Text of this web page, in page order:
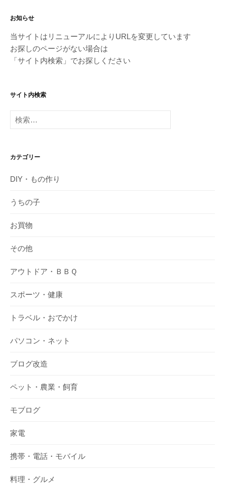
お知らせ
当サイトはリニューアルによりURLを変更しています
お探しのページがない場合は
「サイト内検索」でお探しください
サイト内検索
検
索:
カテゴリー
DIY・もの作り
うちの子
お買物
その他
アウトドア・ＢＢＱ
スポーツ・健康
トラベル・おでかけ
パソコン・ネット
ブログ改造
ペット・農業・飼育
モブログ
家電
携帯・電話・モバイル
料理・グルメ